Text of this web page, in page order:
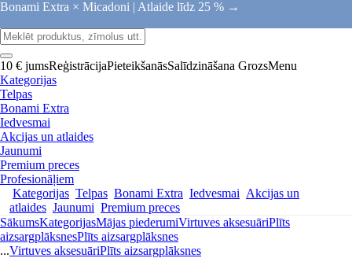
Bonami Extra × Micadoni | Atlaide līdz 25 % →
10 € jumsReģistrācijaPieteikšanāsSalīdzināšana GrozsMenu
Kategorijas
Telpas
Bonami Extra
Iedvesmai
Akcijas un atlaides
Jaunumi
Premium preces
Profesionāļiem
Kategorijas Telpas Bonami Extra Iedvesmai Akcijas un
atlaides Jaunumi Premium preces
SākumsKategorijasMājas piederumiVirtuves aksesuāriPlīts
aizsargplāksnesPlīts aizsargplāksnes
...Virtuves aksesuāriPlīts aizsargplāksnes